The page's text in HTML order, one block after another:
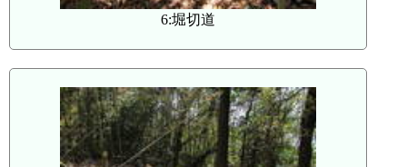
6:堀切道